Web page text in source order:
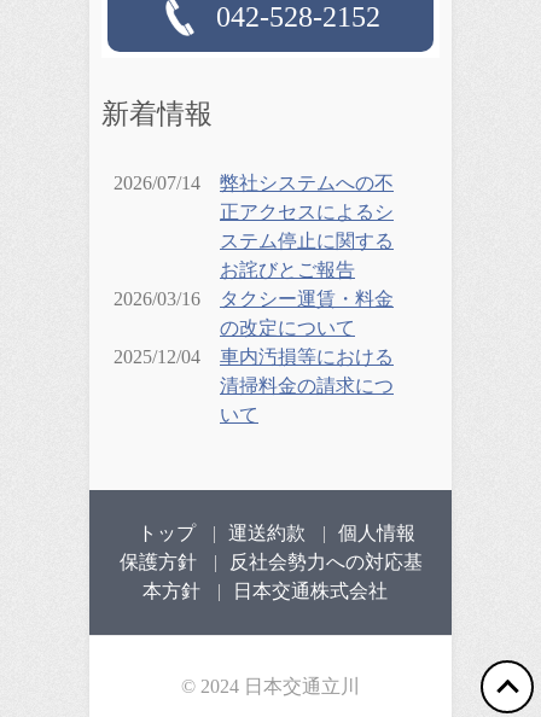
042-528-2152
新着情報
2026/07/14
弊社システムへの不
正アクセスによるシ
ステム停止に関する
お詫びとご報告
2026/03/16
タクシー運賃・料金
の改定について
2025/12/04
車内汚損等における
清掃料金の請求につ
いて
トップ 運送約款
個人情報
保護方針
反社会勢力への対応基
本方針
日本交通株式会社
© 2024 日本交通立川